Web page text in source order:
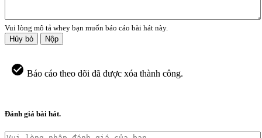
Vui lòng mô tả whey bạn muốn báo cáo bài hát này.
Hủy bỏ
Nộp
Báo cáo theo dõi đã được xóa thành công.
Đánh giá bài hát.